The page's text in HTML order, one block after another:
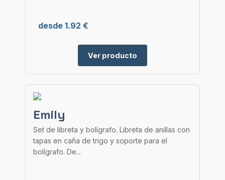
desde 1.92 €
Ver producto
Emily
Set de libreta y bolígrafo. Libreta de anillas con
tapas en caña de trigo y soporte para el
bolígrafo. De...